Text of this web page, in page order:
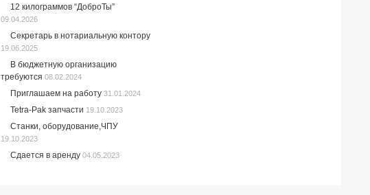
12 килограммов “ДоброТы”
09.04.2026
Секретарь в нотариальную контору
19.06.2025
В бюджетную организацию
требуются 08.02.2024
Приглашаем на работу 31.01.2024
Tetra-Pak запчасти 19.10.2023
Станки, оборудование,ЧПУ
19.10.2023
Сдается в аренду 04.05.2023